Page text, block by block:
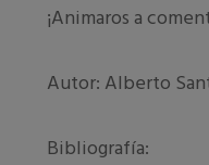
¡Animaros a
Autor: Alberto
Bibliografía: